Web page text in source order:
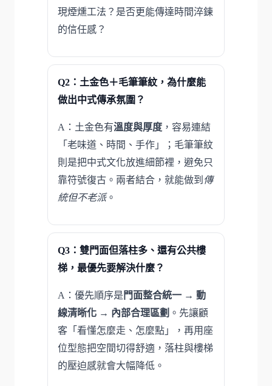
現煙燻工法？是否更能傳達時間淬鍊
的信任感？
Q2：土金色＋毛筆筆紋，為什麼能
做出中式傳承氛圍？
A：土金色有溫度與厚度 ，容易連結
「老味道、時間、手作」；毛筆筆紋
則是把中式文化放進細節裡，避免只
靠符號復古。兩者結合，就能做到 傳
統但不老派。
Q3：雙門面但落柱多、還有公共樓
梯，最優先要解決什麼？
A：優先順序是 門面整合統一 → 動
線清晰化 → 內部合理區劃 。先讓顧
客「看懂怎麼走、怎麼點」，再用座
位型態把空間切得舒適，落柱與樓梯
的壓迫感就會大幅降低。